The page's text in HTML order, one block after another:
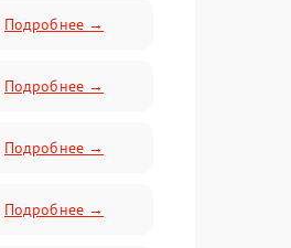
Подробнее →
Подробнее →
Подробнее →
Подробнее →